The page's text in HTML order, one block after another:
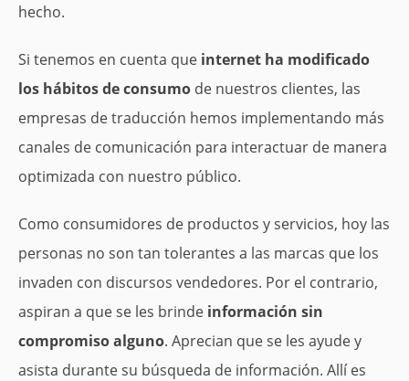
hecho.
Si tenemos en cuenta que internet ha modificado
los hábitos de consumo de nuestros clientes, las
empresas de traducción hemos implementando más
canales de comunicación para interactuar de manera
optimizada con nuestro público.
Como consumidores de productos y servicios, hoy las
personas no son tan tolerantes a las marcas que los
invaden con discursos vendedores. Por el contrario,
aspiran a que se les brinde información sin
compromiso alguno. Aprecian que se les ayude y
asista durante su búsqueda de información. Allí es